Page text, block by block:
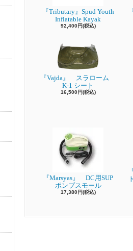
『Tributary』Spud Youth
Inflatable Kayak
92,400円(税込)
『Vajda』 スラローム
K-1 シート
16,500円(税込)
『Marsyas』 DC用SUP
ポンプスモール
17,380円(税込)